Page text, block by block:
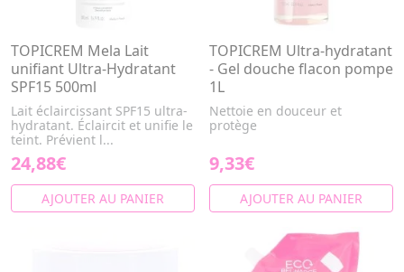
TOPICREM Mela Lait
unifiant Ultra-Hydratant
SPF15 500ml
Lait éclaircissant SPF15 ultra-
hydratant. Éclaircit et unifie le
teint. Prévient l...
24,88€
AJOUTER AU PANIER
TOPICREM Ultra-hydratant
- Gel douche flacon pompe
1L
Nettoie en douceur et
protège
9,33€
AJOUTER AU PANIER